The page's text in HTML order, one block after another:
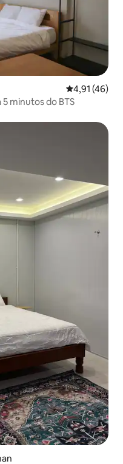
4,91 de uma
4,91 (46)
minutos do BTS